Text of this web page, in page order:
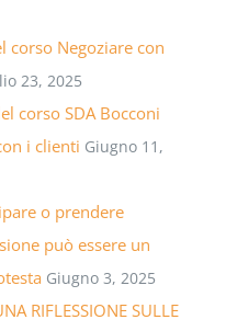
corso Negoziare con
23, 2025
corso SDA Bocconi
i clienti Giugno 11,
o prendere
può essere un
Giugno 3, 2025
RIFLESSIONE SULLE